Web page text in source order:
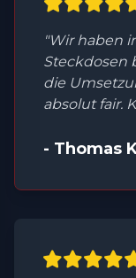
"Wir haben
Steckdosen
die
absolut fair.
- Thomas